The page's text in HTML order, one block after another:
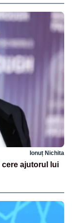
Ionuț Nichita
cere ajutorul lui